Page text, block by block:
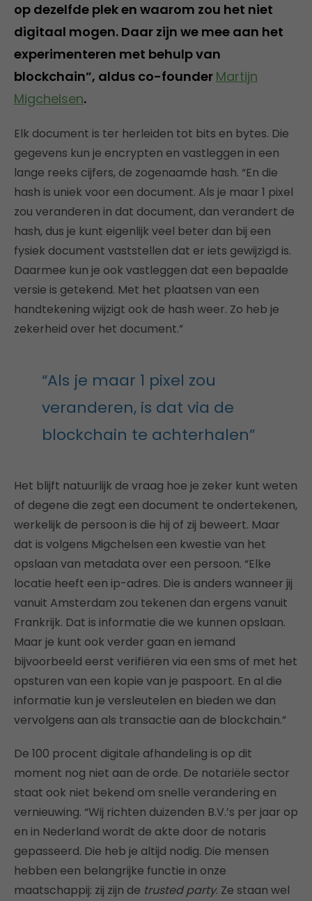
op dezelfde plek en waarom zou het niet
digitaal mogen. Daar zijn we mee aan het
experimenteren met behulp van
blockchain”, aldus co-founder Martijn
Migchelsen.
Elk document is ter herleiden tot bits en bytes. Die
gegevens kun je encrypten en vastleggen in een
lange reeks cijfers, de zogenaamde hash. “En die
hash is uniek voor een document. Als je maar 1 pixel
zou veranderen in dat document, dan verandert de
hash, dus je kunt eigenlijk veel beter dan bij een
fysiek document vaststellen dat er iets gewijzigd is.
Daarmee kun je ook vastleggen dat een bepaalde
versie is getekend. Met het plaatsen van een
handtekening wijzigt ook de hash weer. Zo heb je
zekerheid over het document.”
“Als je maar 1 pixel zou
veranderen, is dat via de
blockchain te achterhalen”
Het blijft natuurlijk de vraag hoe je zeker kunt weten
of degene die zegt een document te ondertekenen,
werkelijk de persoon is die hij of zij beweert. Maar
dat is volgens Migchelsen een kwestie van het
opslaan van metadata over een persoon. “Elke
locatie heeft een ip-adres. Die is anders wanneer jij
vanuit Amsterdam zou tekenen dan ergens vanuit
Frankrijk. Dat is informatie die we kunnen opslaan.
Maar je kunt ook verder gaan en iemand
bijvoorbeeld eerst verifiëren via een sms of met het
opsturen van een kopie van je paspoort. En al die
informatie kun je versleutelen en bieden we dan
vervolgens aan als transactie aan de blockchain.”
De 100 procent digitale afhandeling is op dit
moment nog niet aan de orde. De notariële sector
staat ook niet bekend om snelle verandering en
vernieuwing. “Wij richten duizenden B.V.’s per jaar op
en in Nederland wordt de akte door de notaris
gepasseerd. Die heb je altijd nodig. Die mensen
hebben een belangrijke functie in onze
maatschappij: zij zijn de trusted party. Ze staan wel